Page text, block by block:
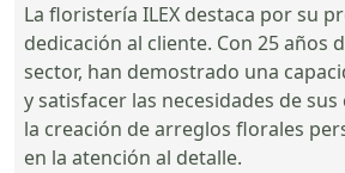
La floristería ILEX destaca por su
dedicación al cliente. Con 25 años
sector, han demostrado una
y satisfacer las necesidades de
la creación de arreglos florales
en la atención al detalle.